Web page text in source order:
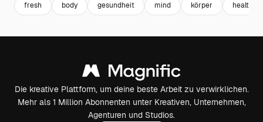
fresh body gesundheit mind körper
Die kreative Plattform, um deine beste Arbeit zu verwirklichen.
Mehr als 1 Million Abonnenten unter Kreativen, Unternehmen,
Agenturen und Studios.